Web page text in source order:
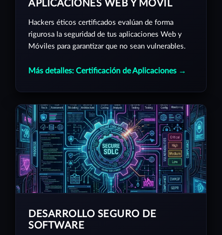
APLICACIONES WEB Y MÓVIL
Hackers éticos certificados evalúan de forma
rigurosa la seguridad de tus aplicaciones Web y
Móviles para garantizar que no sean vulnerables.
Más detalles: Certificación de Aplicaciones →
DESARROLLO SEGURO DE
SOFTWARE